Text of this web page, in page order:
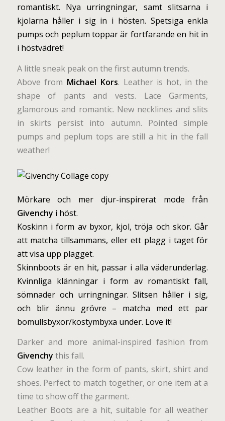
romantiskt. Nya urringningar, samt slitsarna i
kjolarna håller i sig in i hösten. Spetsiga enkla
pumps och peplum toppar är fortfarande en hit in
i höstvädret!
A little sneak peak on the first autumn trends.
Above from Michael Kors. Leather is hot, in the
shape of pants and vests. Lace Garments,
glamorous and romantic. New necklines and slits
in skirts persist into autumn. Pointed simple
pumps and peplum tops are still a hit in the fall
weather!
Mörkare och mer djur-inspirerat mode från
Givenchy i höst.
Koskinn i form av byxor, kjol, tröja och skor. Går
att matcha tillsammans, eller ett plagg i taget för
att visa upp plagget.
Skinnboots är en hit, passar i alla väderunderlag.
Kvinnliga klänningar i form av romantiskt fall,
sömnader och urringningar. Slitsen håller i sig,
och blir ännu grövre – matcha med ett par
bomullsbyxor/kostymbyxa under. Love it!
Darker and more animal-inspired fashion from
Givenchy this fall.
Cow leather in the form of pants, skirt, shirt and
shoes. Perfect to match together, or one item at a
time to show off the garment.
Leather Boots are a hit, suitable for all weather